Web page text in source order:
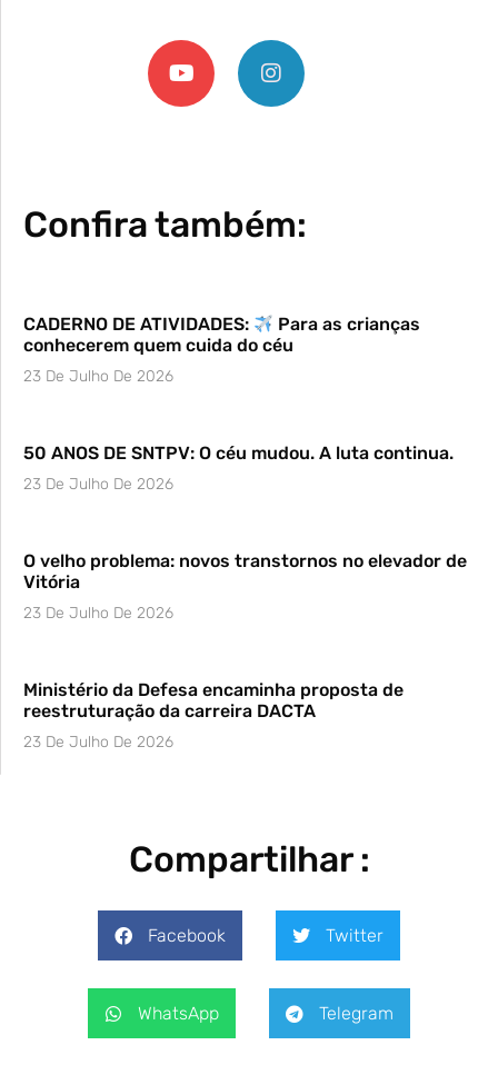
Confira também:
CADERNO DE ATIVIDADES:
Para as crianças
conhecerem quem cuida do céu
23 De Julho De 2026
50 ANOS DE SNTPV: O céu mudou. A luta continua.
23 De Julho De 2026
O velho problema: novos transtornos no elevador de
Vitória
23 De Julho De 2026
Ministério da Defesa encaminha proposta de
reestruturação da carreira DACTA
23 De Julho De 2026
Compartilhar :
Facebook Twitter
WhatsApp Telegram